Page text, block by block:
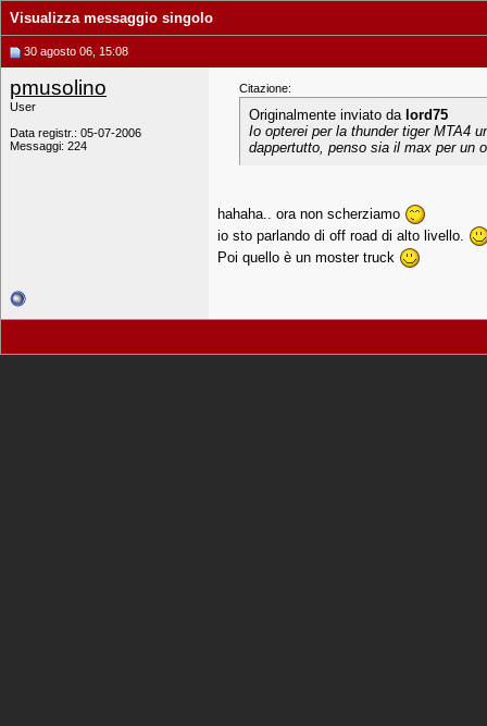
Visualizza messaggio singolo
30 agosto 06, 15:08
pmusolino
User
Data registr.: 05-07-2006
Messaggi: 224
Citazione:
Originalmente inviato da lord75
Io opterei per la thunder tiger MTA4
dappertutto, penso sia il max per un
hahaha.. ora non scherziamo
io sto parlando di off road di alto livello.
Poi quello è un moster truck